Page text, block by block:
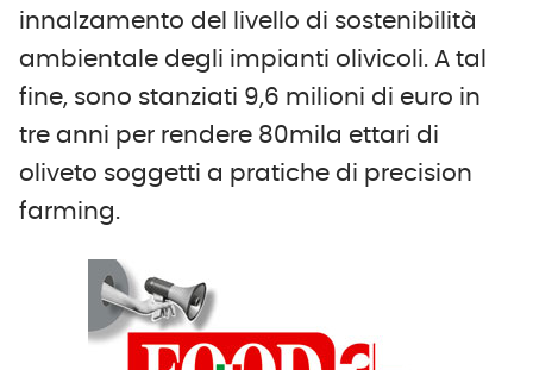
innalzamento del livello di sostenibilità
ambientale degli impianti olivicoli. A tal
fine, sono stanziati 9,6 milioni di euro in
tre anni per rendere 80mila ettari di
oliveto soggetti a pratiche di precision
farming.